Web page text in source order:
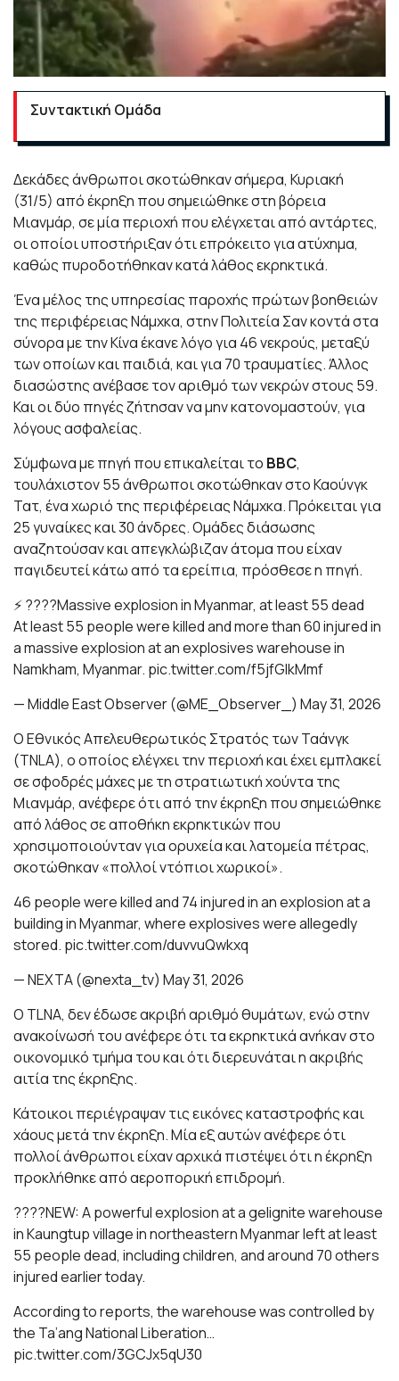
Συντακτική Ομάδα
Δεκάδες άνθρωποι σκοτώθηκαν σήμερα, Κυριακή
(31/5) από έκρηξη που σημειώθηκε στη βόρεια
Μιανμάρ, σε μία περιοχή που ελέγχεται από αντάρτες,
οι οποίοι υποστήριξαν ότι επρόκειτο για ατύχημα,
καθώς πυροδοτήθηκαν κατά λάθος εκρηκτικά.
Ένα μέλος της υπηρεσίας παροχής πρώτων βοηθειών
της περιφέρειας Νάμχκα, στην Πολιτεία Σαν κοντά στα
σύνορα με την Κίνα έκανε λόγο για 46 νεκρούς, μεταξύ
των οποίων και παιδιά, και για 70 τραυματίες. Άλλος
διασώστης ανέβασε τον αριθμό των νεκρών στους 59.
Και οι δύο πηγές ζήτησαν να μην κατονομαστούν, για
λόγους ασφαλείας.
Σύμφωνα με πηγή που επικαλείται το BBC,
τουλάχιστον 55 άνθρωποι σκοτώθηκαν στο Καούνγκ
Τατ, ένα χωριό της περιφέρειας Νάμχκα. Πρόκειται για
25 γυναίκες και 30 άνδρες. Ομάδες διάσωσης
αναζητούσαν και απεγκλώβιζαν άτομα που είχαν
παγιδευτεί κάτω από τα ερείπια, πρόσθεσε η πηγή.
⚡️ ????Massive explosion in Myanmar, at least 55 dead
At least 55 people were killed and more than 60 injured in
a massive explosion at an explosives warehouse in
Namkham, Myanmar. pic.twitter.com/f5jfGlkMmf
— Middle East Observer (@ME_Observer_) May 31, 2026
Ο Εθνικός Απελευθερωτικός Στρατός των Ταάνγκ
(TNLA), ο οποίος ελέγχει την περιοχή και έχει εμπλακεί
σε σφοδρές μάχες με τη στρατιωτική χούντα της
Μιανμάρ, ανέφερε ότι από την έκρηξη που σημειώθηκε
από λάθος σε αποθήκη εκρηκτικών που
χρησιμοποιούνταν για ορυχεία και λατομεία πέτρας,
σκοτώθηκαν «πολλοί ντόπιοι χωρικοί».
46 people were killed and 74 injured in an explosion at a
building in Myanmar, where explosives were allegedly
stored. pic.twitter.com/duvvuQwkxq
— NEXTA (@nexta_tv) May 31, 2026
Ο TLNA, δεν έδωσε ακριβή αριθμό θυμάτων, ενώ στην
ανακοίνωσή του ανέφερε ότι τα εκρηκτικά ανήκαν στο
οικονομικό τμήμα του και ότι διερευνάται η ακριβής
αιτία της έκρηξης.
Κάτοικοι περιέγραψαν τις εικόνες καταστροφής και
χάους μετά την έκρηξη. Μία εξ αυτών ανέφερε ότι
πολλοί άνθρωποι είχαν αρχικά πιστέψει ότι η έκρηξη
προκλήθηκε από αεροπορική επιδρομή.
????NEW: A powerful explosion at a gelignite warehouse
in Kaungtup village in northeastern Myanmar left at least
55 people dead, including children, and around 70 others
injured earlier today.
According to reports, the warehouse was controlled by
the Ta’ang National Liberation…
pic.twitter.com/3GCJx5qU30